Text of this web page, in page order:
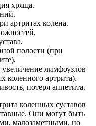
хряща.
артритах колена.
полости (при
лимфоузлов
коленного артрита).
потеря аппетита.
коленных суставов
Они могут быть
малозаметными, но